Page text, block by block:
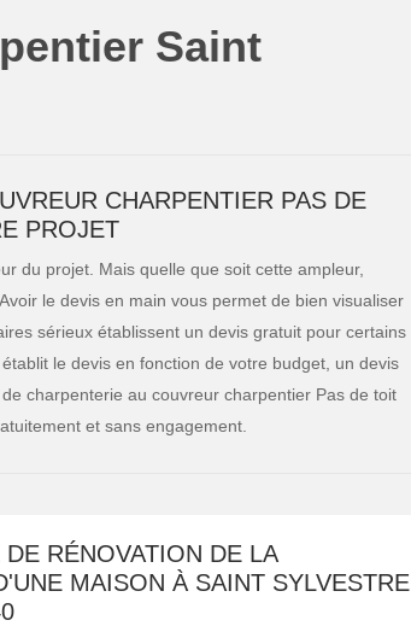
Saint
CHARPENTIER PAS DE
PROJET
du projet. Mais quelle que soit cette ampleur,
le devis en main vous permet de bien visualiser
sérieux établissent un devis gratuit pour certains
le devis en fonction de votre budget, un devis
charpenterie au couvreur charpentier Pas de toit
et sans engagement.
DE RÉNOVATION DE LA
MAISON À SAINT SYLVESTRE